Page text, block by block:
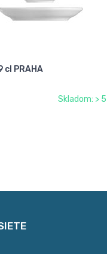
cl PRAHA
Skladom: >